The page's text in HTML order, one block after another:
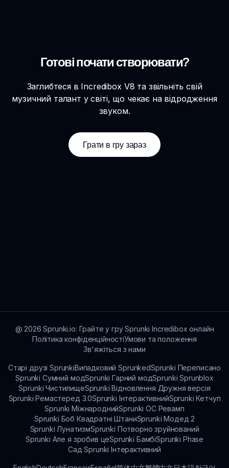
Готові почати створювати?
Заглибтеся в Incredibox V8 та звільніть свій
музичний талант у світі, що чекає на відродження
звуком.
Грати в гру зараз
@ 2026 Sprunki.io: Грайте у гру Sprunki Incredibox онлайн
Політика конфіденційностіУмови та положення
Зв'яжіться з нами
Старі друзі SprunkiВипадковий SprunkedSprunki Переписано
Sprunki Сумний модSprunki Гарний модSprunki Sprunblox
Sprunki ЧистилищеSprunki Відновлення Дружня версія
Sprunki Ремастеред 3.0Sprunki ІнтерактивнийSprunki Кетчуп
Sprunki МіжнароднийSprunki OC Ревамп
Sprunki Боб Квадратні ШтаниSprunki Модед 2
Sprunki ЛунатизмSprunki Потворно зруйнований
Sprunki Але я зробив цеSprunki БамбіSprunki Phase
Сад Sprunki Інтерактивний